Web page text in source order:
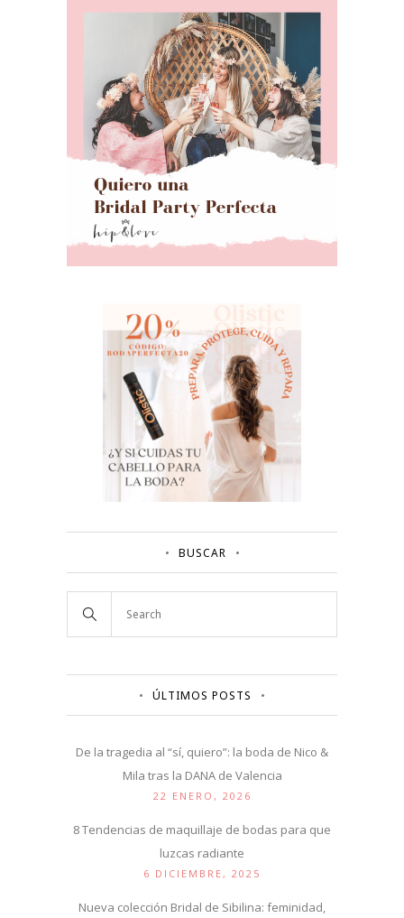
BUSCAR
ÚLTIMOS POSTS
De la tragedia al “sí, quiero”: la boda de Nico &
Mila tras la DANA de Valencia
22 ENERO, 2026
8 Tendencias de maquillaje de bodas para que
luzcas radiante
6 DICIEMBRE, 2025
Nueva colección Bridal de Sibilina: feminidad,